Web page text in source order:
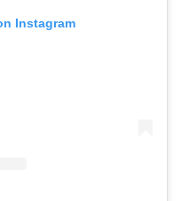
Instagram